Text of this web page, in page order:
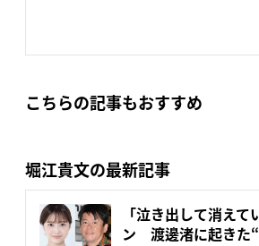
こちらの記事もおすすめ
堀江貴文の最新記事
「泣き出して消え
ン 渡邊渚に起きた